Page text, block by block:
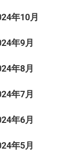
年10月
年9月
年8月
年7月
年6月
年5月